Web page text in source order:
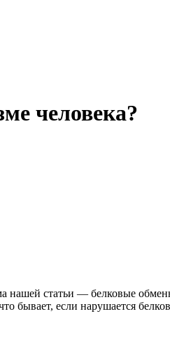
человека?
статьи — белковые
бывает, если нарушается